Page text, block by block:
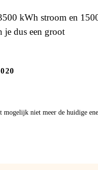
kWh stroom en
je dus een groot
niet meer de huidige